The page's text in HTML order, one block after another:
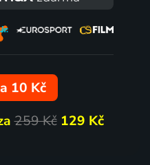
10 Kč
259 Kč 129 Kč